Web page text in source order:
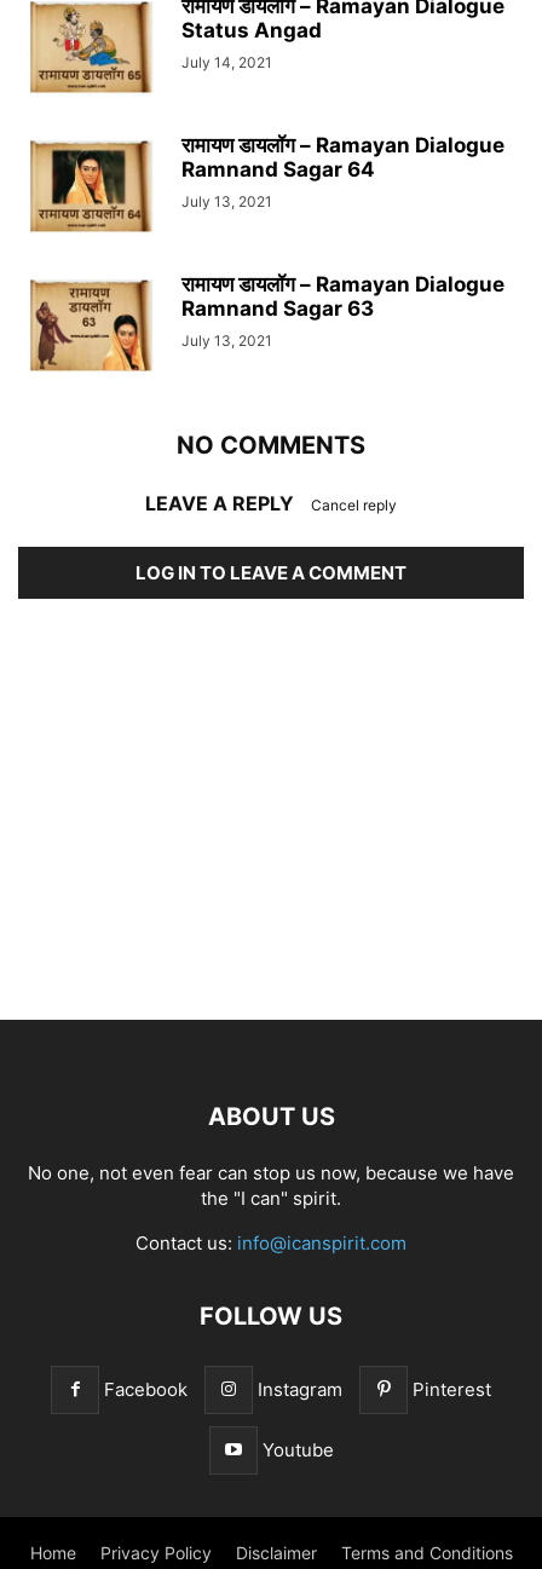
रामायण डायलॉग – Ramayan Dialogue
Status Angad
July 14, 2021
रामायण डायलॉग – Ramayan Dialogue
Ramnand Sagar 64
July 13, 2021
रामायण डायलॉग – Ramayan Dialogue
Ramnand Sagar 63
July 13, 2021
NO COMMENTS
LEAVE A REPLY Cancel reply
LOG IN TO LEAVE A COMMENT
ABOUT US
No one, not even fear can stop us now, because we have
the "I can" spirit.
Contact us: info@icanspirit.com
FOLLOW US
Facebook Instagram Pinterest
Youtube
Home Privacy Policy Disclaimer Terms and Conditions